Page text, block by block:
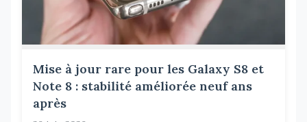
Mise à jour rare pour les Galaxy S8 et
Note 8 : stabilité améliorée neuf ans
après